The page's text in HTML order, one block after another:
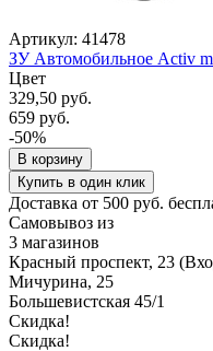
Артикул: 41478
ЗУ Автомобильное Activ
Цвет
329,50 руб.
659 руб.
-50%
В корзину
Купить в один клик
Доставка от 500 руб.
Самовывоз из
3 магазинов
Красный проспект, 23
Мичурина, 25
Большевистская 45/1
Скидка!
Скидка!